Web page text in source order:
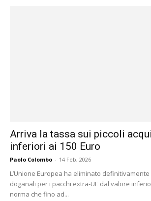
Arriva la tassa sui piccoli
inferiori ai 150 Euro
Paolo Colombo - 14 Feb, 2026
L’Unione Europea ha eliminato
doganali per i pacchi extra-UE dal valore
norma che fino ad...